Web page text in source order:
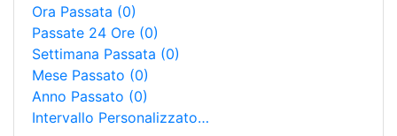
Ora Passata (0)
Passate 24 Ore (0)
Settimana Passata (0)
Mese Passato (0)
Anno Passato (0)
Intervallo Personalizzato…